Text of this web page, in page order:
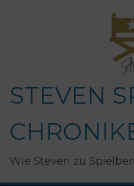
STEVEN
Wie Steven zu